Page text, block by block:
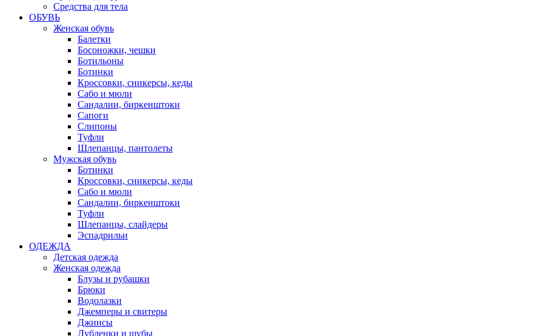
Средства для тела
ОБУВЬ
Женская обувь
Балетки
Босоножки, чешки
Ботильоны
Ботинки
Кроссовки, сникерсы, кеды
Сабо и мюли
Сандалии, биркенштоки
Сапоги
Слипоны
Туфли
Шлепанцы, пантолеты
Мужская обувь
Ботинки
Кроссовки, сникерсы, кеды
Сабо и мюли
Сандалии, биркенштоки
Туфли
Шлепанцы, слайдеры
Эспадрильи
ОДЕЖДА
Детская одежда
Женская одежда
Блузы и рубашки
Брюки
Водолазки
Джемперы и свитеры
Джинсы
Дубленки и шубы